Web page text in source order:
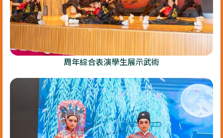
周年綜合表演學生展示武術